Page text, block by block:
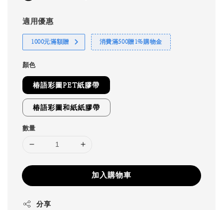
適用優惠
1000元滿額贈 消費滿500贈1%購物金
顏色
椿語彩圖PET紙膠帶
椿語彩圖和紙紙膠帶
數量
加入購物車
分享